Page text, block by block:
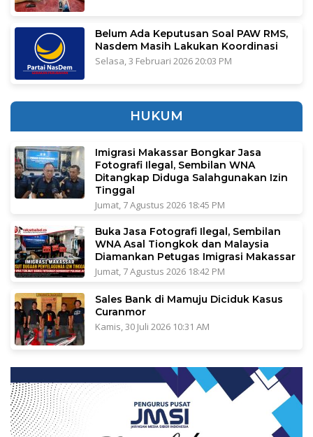
Belum Ada Keputusan Soal PAW RMS,
Nasdem Masih Lakukan Koordinasi
Selasa, 3 Februari 2026 20:03 PM
HUKUM
Imigrasi Makassar Bongkar Jasa
Fotografi Ilegal, Sembilan WNA
Ditangkap Diduga Salahgunakan Izin
Tinggal
Jumat, 7 Agustus 2026 18:45 PM
Buka Jasa Fotografi Ilegal, Sembilan
WNA Asal Tiongkok dan Malaysia
Diamankan Petugas Imigrasi Makassar
Jumat, 7 Agustus 2026 18:42 PM
Sales Bank di Mamuju Diciduk Kasus
Curanmor
Kamis, 30 Juli 2026 10:31 AM